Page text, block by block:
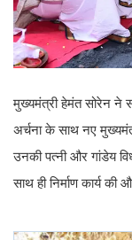
मुख्यमंत्री हेमंत सोरेन ने
अर्चना के साथ नए
उनकी पत्नी और गांडेय
साथ ही निर्माण कार्य